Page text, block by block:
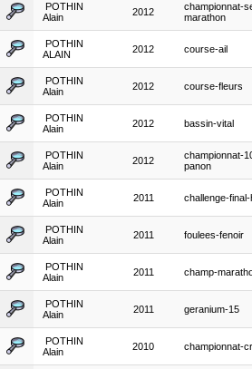
POTHIN
Alain
2012
championnat-
marathon
POTHIN
ALAIN
2012 course-ail
POTHIN
Alain
2012 course-fleurs
POTHIN
Alain
2012 bassin-vital
POTHIN
Alain
2012
championnat-
panon
POTHIN
Alain
2011 challenge-final-
POTHIN
Alain
2011 foulees-fenoir
POTHIN
Alain
2011 champ-
POTHIN
Alain
2011 geranium-15
POTHIN
Alain
2010 championnat-